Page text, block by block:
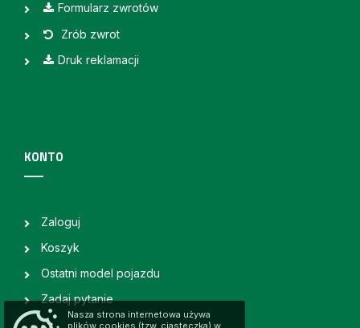
Formularz zwrotów
Zrób zwrot
Druk reklamacji
KONTO
Zaloguj
Koszyk
Ostatni model pojazdu
Zadaj pytanie
Nasza strona internetowa używa
plików cookies (tzw. ciasteczka) w